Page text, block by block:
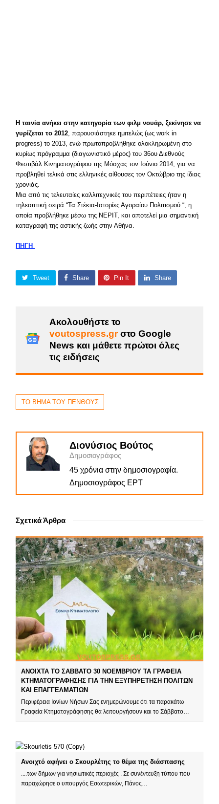
Η ταινία ανήκει στην κατηγορία των φιλμ νουάρ, ξεκίνησε να
γυρίζεται το 2012, παρουσιάστηκε ημιτελώς (ως work in
progress) το 2013, ενώ πρωτοπροβλήθηκε ολοκληρωμένη στο
κυρίως πρόγραμμα (διαγωνιστικό μέρος) του 36ου Διεθνούς
Φεστιβάλ Κινηματογράφου της Μόσχας τον Ιούνιο 2014, για να
προβληθεί τελικά στις ελληνικές αίθουσες τον Οκτώβριο της ίδιας
χρονιάς.
Μια από τις τελευταίες καλλιτεχνικές του περιπέτειες ήταν η
τηλεοπτική σειρά “Τα Στέκια-Ιστορίες Αγοραίου Πολιτισμού “, η
οποία προβλήθηκε μέσω της ΝΕΡΙΤ, και αποτελεί μια σημαντική
καταγραφή της αστικής ζωής στην Αθήνα.
ΠΗΓΗ
Tweet Share Pin It Share
Ακολουθήστε το
voutospress.grστο Google
News και μάθετε πρώτοι όλες
τις ειδήσεις
ΤΟ ΒΗΜΑ ΤΟΥ ΠΕΝΘΟΥΣ
Διονύσιος Βούτος
Δημοσιογράφος
45 χρόνια στην δημοσιογραφία.
Δημοσιογράφος ΕΡΤ
Σχετικά Άρθρα
ΑΝΟΙΧΤΑ ΤΟ ΣΑΒΒΑΤΟ 30 ΝΟΕΜΒΡΙΟΥ ΤΑ ΓΡΑΦΕΙΑ
ΚΤΗΜΑΤΟΓΡΑΦΗΣΗΣ ΓΙΑ ΤΗΝ ΕΞΥΠΗΡΕΤΗΣΗ ΠΟΛΙΤΩΝ
ΚΑΙ ΕΠΑΓΓΕΛΜΑΤΙΩΝ
Περιφέρεια Ιονίων Νήσων Σας ενημερώνουμε ότι τα παρακάτω
Γραφεία Κτηματογράφησης θα λειτουργήσουν και το Σάββατο…
Ανοιχτό αφήνει ο Σκουρλέτης το θέμα της διάσπασης
....των δήμων για νησιωτικές περιοχές . Σε συνέντευξη τύπου που
παραχώρησε ο υπουργός Εσωτερικών, Πάνος…